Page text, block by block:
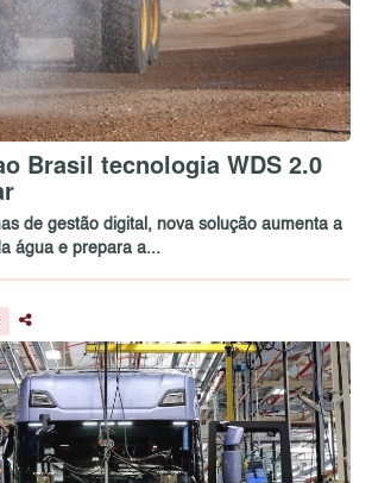
Brasil tecnologia WDS 2.0
de gestão digital, nova solução aumenta a
água e prepara a...